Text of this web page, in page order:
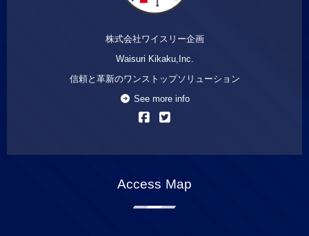
株式会社ワイスリー企画
Waisuri Kikaku,Inc.
信頼と革新のワンストップソリューション
See more info
Access Map